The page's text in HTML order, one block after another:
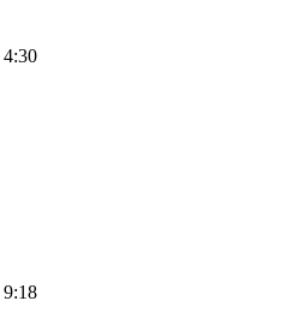
4:30
9:18